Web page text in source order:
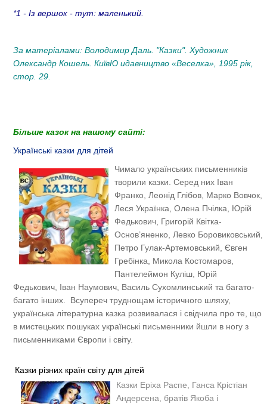
*1 - Із вершок - тут: маленький.
За матеріалами: Володимир Даль. "Казки". Художник
Олександр Кошель. КиївЮ идавництво «Веселка», 1995 рік,
стор. 29.
Більше казок на нашому сайті:
Українські казки для дітей
Чимало українських письменників
творили казки. Серед них Іван
Франко, Леонід Глібов, Марко Вовчок,
Леся Українка, Олена Пчілка, Юрій
Федькович, Григорій Квітка-
Основ’яненко, Левко Боровиковський,
Петро Гулак-Артемовський, Євген
Гребінка, Микола Костомаров,
Пантелеймон Куліш, Юрій
Федькович, Іван Наумович, Василь Сухомлинський та багато-
багато інших. Всупереч труднощам історичного шляху,
українська літературна казка розвивалася і свідчила про те, що
в мистецьких пошуках українські письменники йшли в ногу з
письменниками Європи і світу.
Казки різних країн світу для дітей
Казки Еріха Распе, Ганса Крістіан
Андерсена, братів Якоба і